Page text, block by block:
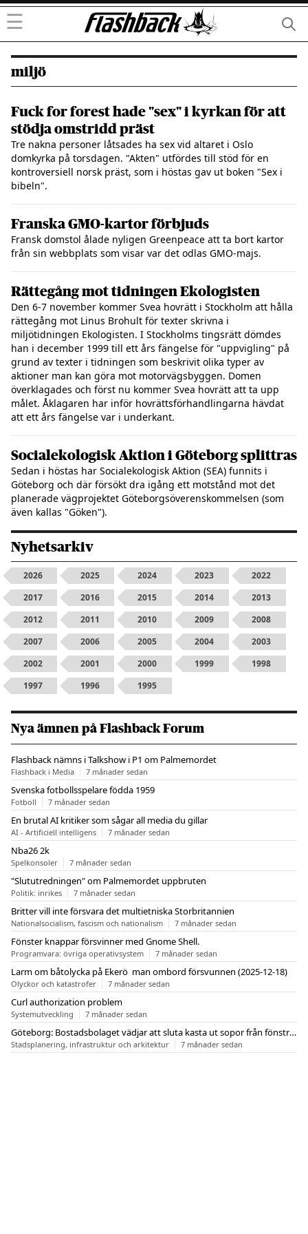
☰
miljö
Fuck for forest hade "sex" i kyrkan för att
stödja omstridd präst
Tre nakna personer låtsades ha sex vid altaret i Oslo
domkyrka på torsdagen. "Akten" utfördes till stöd för en
kontroversiell norsk präst, som i höstas gav ut boken "Sex i
bibeln".
Franska GMO-kartor förbjuds
Fransk domstol ålade nyligen Greenpeace att ta bort kartor
från sin webbplats som visar var det odlas GMO-majs.
Rättegång mot tidningen Ekologisten
Den 6-7 november kommer Svea hovrätt i Stockholm att hålla
rättegång mot Linus Brohult för texter skrivna i
miljötidningen Ekologisten. I Stockholms tingsrätt dömdes
han i december 1999 till ett års fängelse för "uppvigling" på
grund av texter i tidningen som beskrivit olika typer av
aktioner man kan göra mot motorvägsbyggen. Domen
överklagades och först nu kommer Svea hovrätt att ta upp
målet. Åklagaren har inför hovrättsförhandlingarna hävdat
att ett års fängelse var i underkant.
Socialekologisk Aktion i Göteborg splittras
Sedan i höstas har Socialekologisk Aktion (SEA) funnits i
Göteborg och där försökt dra igång ett motstånd mot det
planerade vägprojektet Göteborgsöverenskommelsen (som
även kallas "Göken").
Nyhetsarkiv
2026 2025 2024 2023
2022
2017
2016 2015 2014
2013
2012
2011 2010 2009
2008
2007
2006 2005 2004
2003
2002
2001 2000 1999
1998
1997
1996 1995
Nya ämnen på Flashback Forum
Flashback nämns i Talkshow i P1 om Palmemordet
Flashback i Media 7 månader sedan
Svenska fotbollsspelare födda 1959
Fotboll 7 månader sedan
En brutal AI kritiker som sågar all media du gillar
AI - Artificiell intelligens 7 månader sedan
Nba26 2k
Spelkonsoler 7 månader sedan
"Slututredningen" om Palmemordet uppbruten
Politik: inrikes 7 månader sedan
Britter vill inte försvara det multietniska Storbritannien
Nationalsocialism, fascism och nationalism 7 månader sedan
Fönster knappar försvinner med Gnome Shell.
Programvara: övriga operativsystem 7 månader sedan
Larm om båtolycka på Ekerö  man ombord försvunnen (2025-12-18)
Olyckor och katastrofer 7 månader sedan
Curl authorization problem
Systemutveckling 7 månader sedan
Göteborg: Bostadsbolaget vädjar att sluta kasta ut sopor från fönstren
Stadsplanering, infrastruktur och arkitektur 7 månader sedan